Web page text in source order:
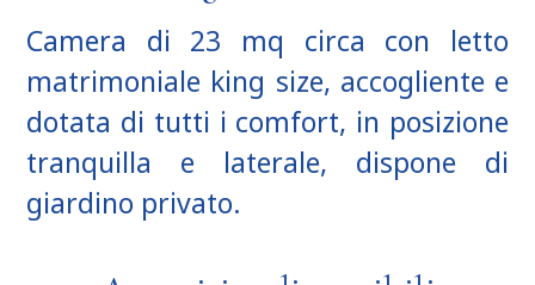
Camera di 23 mq circa con letto
matrimoniale king size, accogliente e
dotata di tutti i comfort, in posizione
tranquilla e laterale, dispone di
giardino privato.